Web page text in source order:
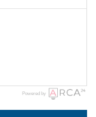
Powered by